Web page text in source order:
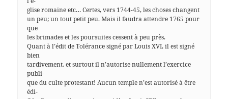
glise romaine etc… Certes, vers 1744-45, les choses changent
un peu; un tout petit peu. Mais il faudra attendre 1765 pour
que
les brimades et les poursuites cessent à peu près.
Quant à l’édit de Tolérance signé par Louis XVI, il est signé
bien
tardivement, et surtout il n’autorise nullement l’exercice
publi-
que du culte protestant! Aucun temple n’est autorisé à être
édi-